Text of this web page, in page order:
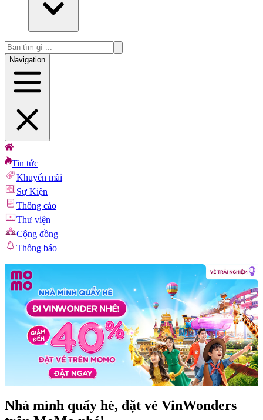
Navigation
Tin tức
Khuyến mãi
Sự Kiện
Thông cáo
Thư viện
Cộng đồng
Thông báo
Nhà mình quẩy hè, đặt vé VinWonders